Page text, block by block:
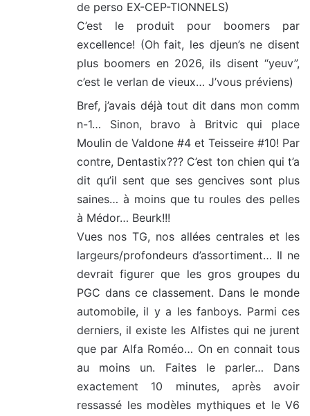
de perso EX-CEP-TIONNELS)
C’est le produit pour boomers par
excellence! (Oh fait, les djeun’s ne disent
plus boomers en 2026, ils disent “yeuv”,
c’est le verlan de vieux… J’vous préviens)
Bref, j’avais déjà tout dit dans mon comm
n-1… Sinon, bravo à Britvic qui place
Moulin de Valdone #4 et Teisseire #10! Par
contre, Dentastix??? C’est ton chien qui t’a
dit qu’il sent que ses gencives sont plus
saines… à moins que tu roules des pelles
à Médor… Beurk!!!
Vues nos TG, nos allées centrales et les
largeurs/profondeurs d’assortiment… Il ne
devrait figurer que les gros groupes du
PGC dans ce classement. Dans le monde
automobile, il y a les fanboys. Parmi ces
derniers, il existe les Alfistes qui ne jurent
que par Alfa Roméo… On en connait tous
au moins un. Faites le parler… Dans
exactement 10 minutes, après avoir
ressassé les modèles mythiques et le V6